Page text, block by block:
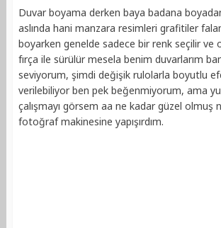
Duvar boyama derken baya badana
aslında hani manzara resimleri grafitiler
boyarken genelde sadece bir renk seçilir ve
fırça ile sürülür mesela benim duvarlarım
seviyorum, şimdi değişik rulolarla boyutlu
verilebiliyor ben pek beğenmiyorum, ama
çalışmayı görsem aa ne kadar güzel olmuş
fotoğraf makinesine yapışırdım.